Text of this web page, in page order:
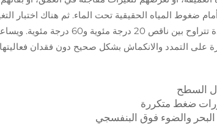
ضغوط المياه الحقيقية تحت الماء. ثم هناك اختبار
الساعات لتقلبات درجات حرارة حادة
على التمدد والانكماش بشكل صحيح دون فقدان
السطح
ضغط متكررة
البحر والضوء فوق البنفسجي